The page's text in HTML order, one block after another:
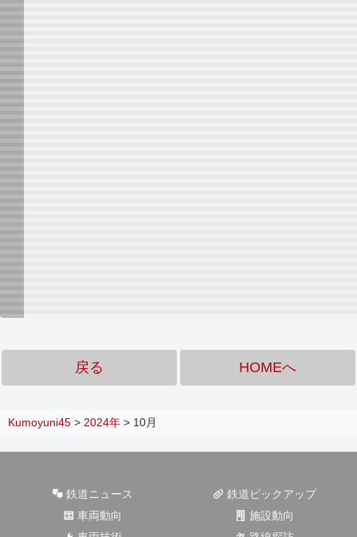
戻る HOMEへ
Kumoyuni45 > 2024年 > 10月
鉄道ニュース
鉄道ピックアップ
車両動向
施設動向